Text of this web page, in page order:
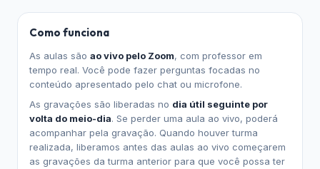
Como funciona
As aulas são ao vivo pelo Zoom, com professor em
tempo real. Você pode fazer perguntas focadas no
conteúdo apresentado pelo chat ou microfone.
As gravações são liberadas no dia útil seguinte por
volta do meio-dia. Se perder uma aula ao vivo, poderá
acompanhar pela gravação. Quando houver turma
realizada, liberamos antes das aulas ao vivo começarem
as gravações da turma anterior para que você possa ter